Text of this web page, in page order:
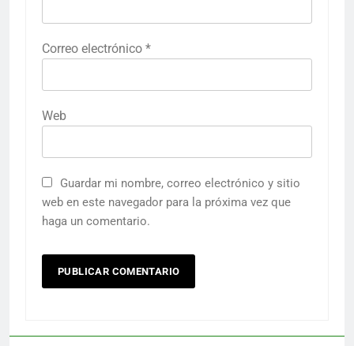
Correo electrónico *
Web
Guardar mi nombre, correo electrónico y sitio
web en este navegador para la próxima vez que
haga un comentario.